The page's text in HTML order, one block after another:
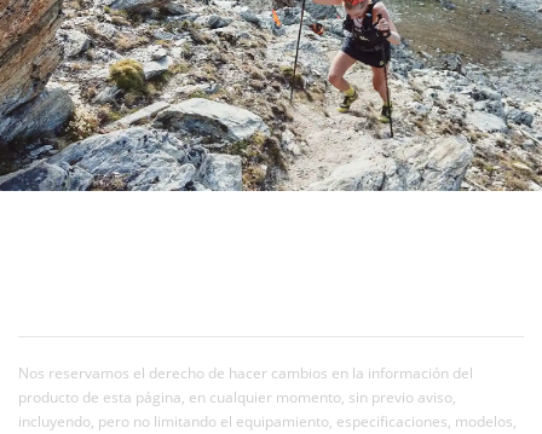
Nos reservamos el derecho de hacer cambios en la información del
producto de esta página, en cualquier momento, sin previo aviso,
incluyendo, pero no limitando el equipamiento, especificaciones, modelos,